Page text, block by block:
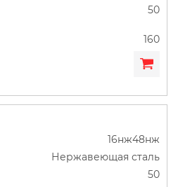
50
160
16нж48нж
Нержавеющая сталь
50